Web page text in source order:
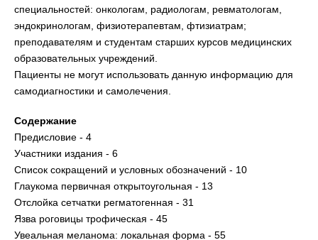
специальностей: онкологам, радиологам, ревматологам,
эндокринологам, физиотерапевтам, фтизиатрам;
преподавателям и студентам старших курсов медицинских
образовательных учреждений.
Пациенты не могут использовать данную информацию для
самодиагностики и самолечения.
Содержание
Предисловие - 4
Участники издания - 6
Список сокращений и условных обозначений - 10
Глаукома первичная открытоугольная - 13
Отслойка сетчатки регматогенная - 31
Язва роговицы трофическая - 45
Увеальная меланома: локальная форма - 55